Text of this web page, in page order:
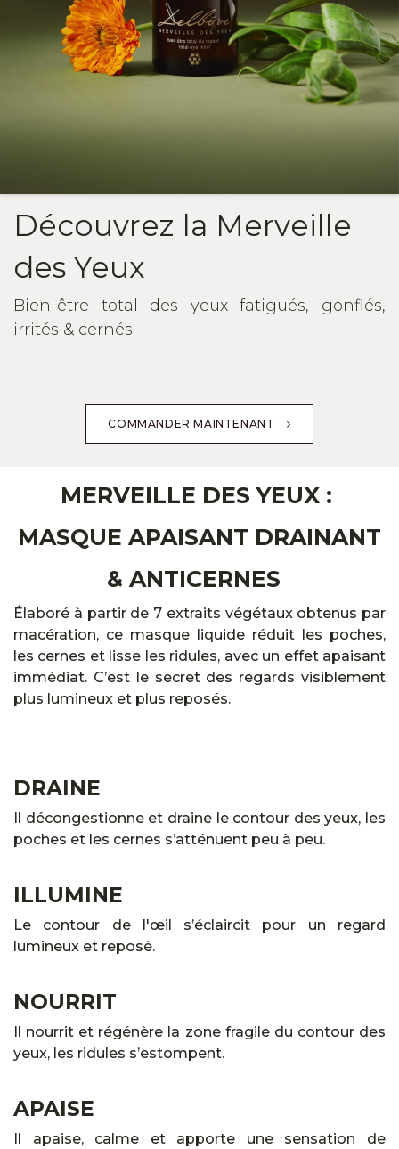
Découvrez la Merveille
des Yeux
Bien-être total des yeux fatigués, gonflés,
irrités & cernés.
COMMANDER MAINTENANT​​​​​​
MERVEILLE DES YEUX :
MASQUE APAISANT DRAINANT
& ANTICERNES
Élaboré à partir de 7 extraits végétaux obtenus par
macération, ce masque liquide réduit les poches,
les cernes et lisse les ridules, avec un effet apaisant
immédiat. C’est le secret des regards visiblement
plus lumineux et plus reposés.
DRAINE
Il décongestionne et draine le contour des yeux, les
poches et les cernes s’atténuent peu à peu.
ILLUMINE
Le contour de l'œil s’éclaircit pour un regard
lumineux et reposé.
NOURRIT
Il nourrit et régénère la zone fragile du contour des
yeux, les ridules s’estompent.
APAISE
Il apaise, calme et apporte une sensation de